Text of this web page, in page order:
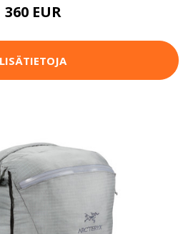
360 EUR
LISÄTIETOJA